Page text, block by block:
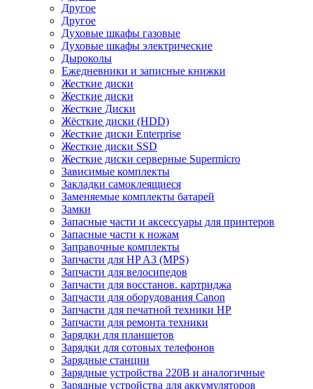
Другое
Другое
Духовые шкафы газовые
Духовые шкафы электрические
Дыроколы
Ежедневники и записные книжки
Жесткие диски
Жесткие диски
Жесткие Диски
Жёсткие диски (HDD)
Жесткие диски Enterprise
Жесткие диски SSD
Жесткие диски серверные Supermicro
Зависимые комплекты
Закладки самоклеящиеся
Заменяемые комплекты батарей
Замки
Запасные части и аксессуары для принтеров
Запасные части к ножам
Заправочные комплекты
Запчасти для HP A3 (MPS)
Запчасти для велосипедов
Запчасти для восстанов. картриджа
Запчасти для оборудования Canon
Запчасти для печатной техники HP
Запчасти для ремонта техники
Зарядки для планшетов
Зарядки для сотовых телефонов
Зарядные станции
Зарядные устройства 220В и аналогичные
Зарядные устройства для аккумуляторов